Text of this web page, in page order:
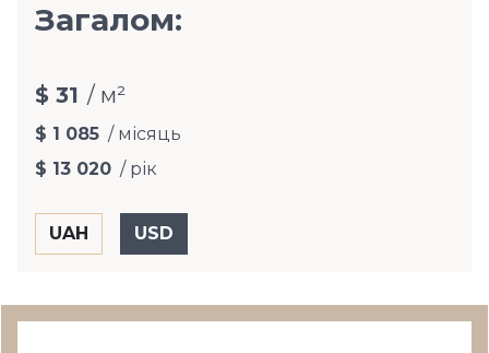
Загалом:
$ 31 / м²
$ 1 085 / місяць
$ 13 020 / рік